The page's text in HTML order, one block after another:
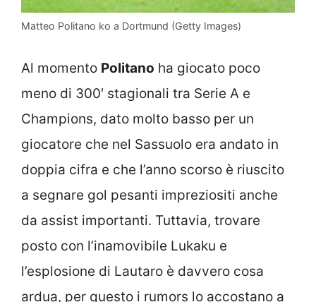
Matteo Politano ko a Dortmund (Getty Images)
Al momento Politano ha giocato poco
meno di 300′ stagionali tra Serie A e
Champions, dato molto basso per un
giocatore che nel Sassuolo era andato in
doppia cifra e che l’anno scorso è riuscito
a segnare gol pesanti impreziositi anche
da assist importanti. Tuttavia, trovare
posto con l’inamovibile Lukaku e
l’esplosione di Lautaro è davvero cosa
ardua, per questo i rumors lo accostano a